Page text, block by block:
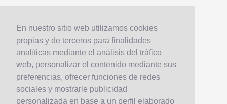
En nuestro sitio web utilizamos cookies
propias y de terceros para finalidades
analíticas mediante el análisis del tráfico
web, personalizar el contenido mediante sus
preferencias, ofrecer funciones de redes
sociales y mostrarle publicidad
personalizada en base a un perfil elaborado